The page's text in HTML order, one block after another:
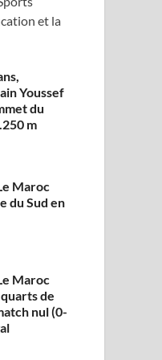
et la
Youssef
du
m
Maroc
du Sud en
Maroc
de
nul (0-